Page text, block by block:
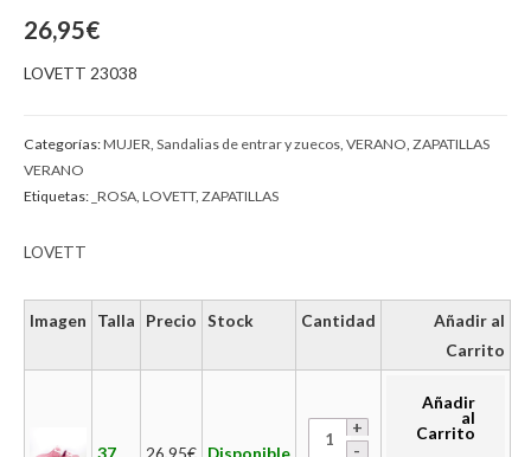
26,95€
LOVETT 23038
Categorías:MUJER Sandalias de entrar y zuecos VERANO ZAPATILLAS
VERANO
Etiquetas: _ROSA LOVETT, ZAPATILLAS
LOVETT
Imagen Talla Precio Stock Cantidad
Añadir al
Carrito
37 26,95€ Disponible
Añadir
al
Carrito